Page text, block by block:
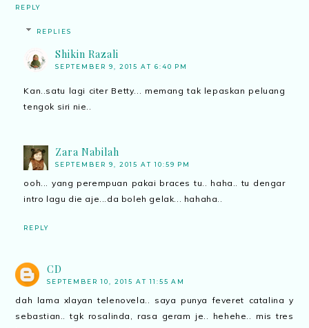
REPLY
REPLIES
Shikin Razali
SEPTEMBER 9, 2015 AT 6:40 PM
Kan..satu lagi citer Betty... memang tak lepaskan peluang
tengok siri nie..
Zara Nabilah
SEPTEMBER 9, 2015 AT 10:59 PM
ooh... yang perempuan pakai braces tu.. haha.. tu dengar
intro lagu die aje...da boleh gelak... hahaha..
REPLY
CD
SEPTEMBER 10, 2015 AT 11:55 AM
dah lama xlayan telenovela.. saya punya feveret catalina y
sebastian.. tgk rosalinda, rasa geram je.. hehehe.. mis tres